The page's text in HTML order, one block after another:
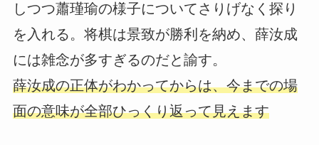
しつつ蕭瑾瑜の様子についてさりげなく探り
を入れる。将棋は景致が勝利を納め、薛汝成
には雑念が多すぎるのだと諭す。
薛汝成の正体がわかってからは、今までの場
面の意味が全部ひっくり返って見えます